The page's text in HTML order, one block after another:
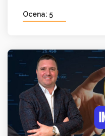
Ocena: 5